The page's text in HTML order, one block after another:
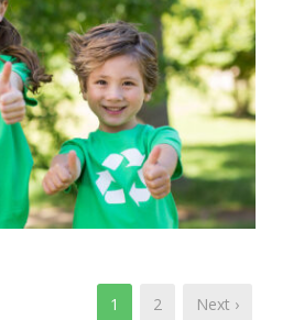
, VOLUNTEER
1 2 Next ›